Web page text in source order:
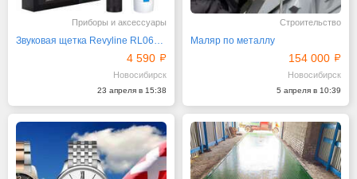
Приборы и аксессуары
Звуковая щетка Revyline RL060 Black плюс паста
4 590
Новосибирск
23 апреля в 15:38
Строительство
Маляр по металлу
154 000
Новосибирск
5 апреля в 10:39